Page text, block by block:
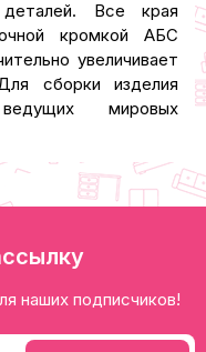
Все края
кромкой АБС
увеличивает
сборки изделия
мировых
наших подписчиков!